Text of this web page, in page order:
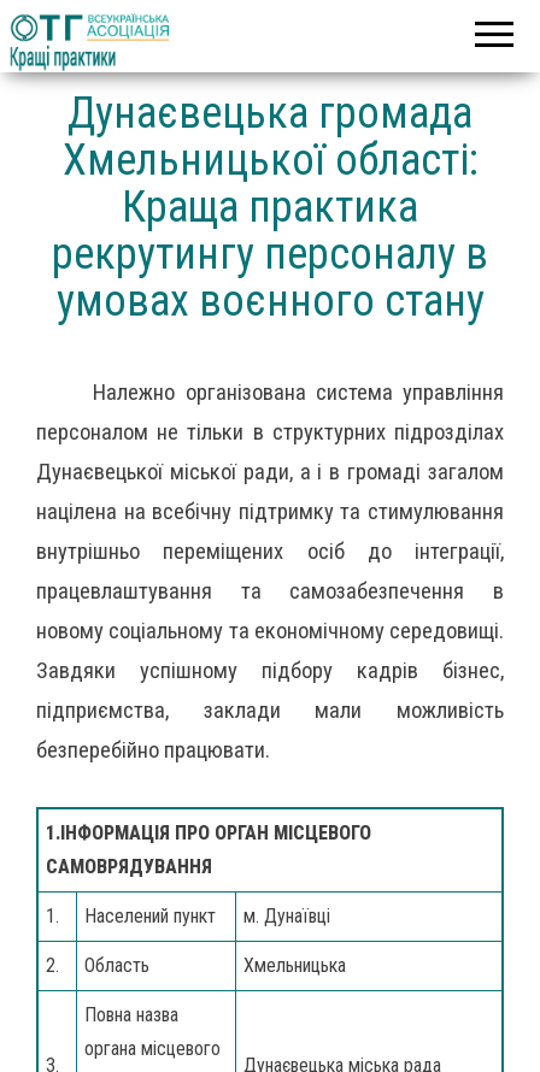
громад
Дунаєвецька громада
Хмельницької області:
Краща практика
рекрутингу персоналу в
умовах воєнного стану
Належно організована система управління
персоналом не тільки в структурних підрозділах
Дунаєвецької міської ради, а і в громаді загалом
націлена на всебічну підтримку та стимулювання
внутрішньо переміщених осіб до інтеграції,
працевлаштування та самозабезпечення в
новому соціальному та економічному середовищі.
Завдяки успішному підбору кадрів бізнес,
підприємства, заклади мали можливість
безперебійно працювати.
1.ІНФОРМАЦІЯ ПРО ОРГАН МІСЦЕВОГО
САМОВРЯДУВАННЯ
1. Населений пункт м. Дунаївці
2. Область Хмельницька
3.
Повна назва
органа місцевого
Дунаєвецька міська рада